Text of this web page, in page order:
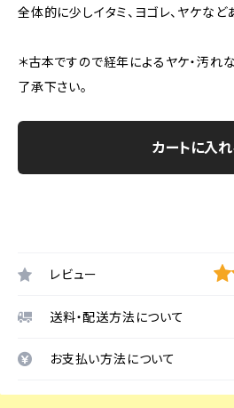
全体的に少しイタミ、ヨゴレ、ヤケなど
＊古本ですので経年によるヤケ・汚れ
了承下さい。
カートに入
レビュー
送料・配送方法について
お支払い方法について